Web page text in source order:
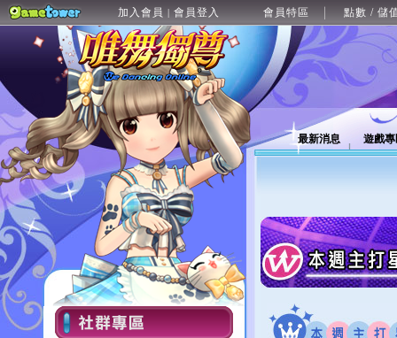
加入會員 | 會員登入 會員特區 點數 / 儲
最新消息 遊戲